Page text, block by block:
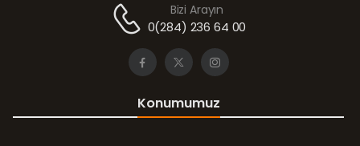
Bizi Arayın
0(284) 236 64 00
Konumumuz